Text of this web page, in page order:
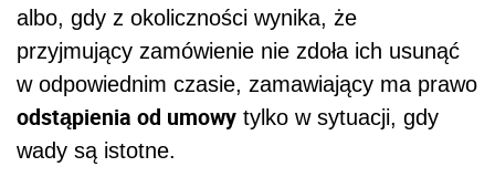
albo, gdy z okoliczności wynika, że
przyjmujący zamówienie nie zdoła ich usunąć
w odpowiednim czasie, zamawiający ma prawo
odstąpienia od umowy tylko w sytuacji, gdy
wady są istotne.